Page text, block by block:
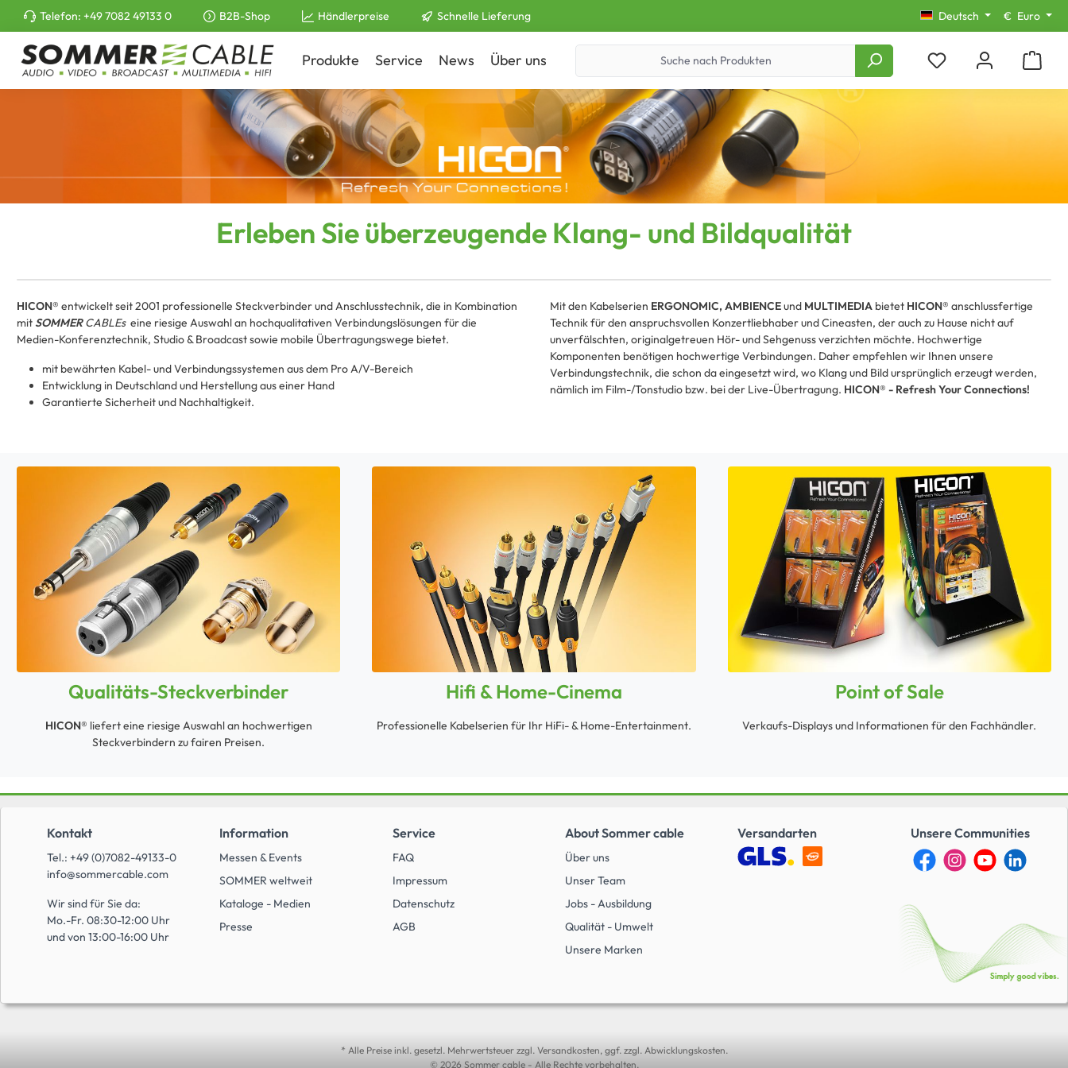
springen Zur Hauptnavigation springen
Telefon: +49 7082 49133 0 B2B-Shop Händlerpreise Schnelle Lieferung Deutsch € Euro
Produkte Service News Über uns
Erleben Sie überzeugende Klang- und Bildqualität
HICON® entwickelt seit 2001 professionelle Steckverbinder und Anschlusstechnik, die in Kombination
mit SOMMERCABLEs eine riesige Auswahl an hochqualitativen Verbindungslösungen für die
Medien-Konferenztechnik, Studio & Broadcast sowie mobile Übertragungswege bietet.
mit bewährten Kabel- und Verbindungssystemen aus dem Pro A/V-Bereich
Entwicklung in Deutschland und Herstellung aus einer Hand
Garantierte Sicherheit und Nachhaltigkeit.
Mit den Kabelserien ERGONOMIC, AMBIENCEund MULTIMEDIA bietet HICON® anschlussfertige
Technik für den anspruchsvollen Konzertliebhaber und Cineasten, der auch zu Hause nicht auf
unverfälschten, originalgetreuen Hör- und Sehgenuss verzichten möchte. Hochwertige
Komponenten benötigen hochwertige Verbindungen. Daher empfehlen wir Ihnen unsere
Verbindungstechnik, die schon da eingesetzt wird, wo Klang und Bild ursprünglich erzeugt werden,
nämlich im Film-/Tonstudio bzw. bei der Live-Übertragung. HICON® - Refresh Your Connections!
Qualitäts-Steckverbinder
HICON® liefert eine riesige Auswahl an hochwertigen
Steckverbindern zu fairen Preisen.
Hifi & Home-Cinema
Professionelle Kabelserien für Ihr HiFi- & Home-Entertainment.
Point of Sale
Verkaufs-Displays und Informationen für den Fachhändler.
Information
Messen & Events
SOMMER weltweit
Kataloge - Medien
Presse
Service
FAQ
Impressum
Datenschutz
AGB
About Sommer cable
Über uns
Unser Team
Jobs - Ausbildung
Qualität - Umwelt
Unsere Marken
Versandarten Unsere Communities
Kontakt
Tel.: +49 (0)7082-49133-0
info@sommercable.com
Wir sind für Sie da:
Mo.-Fr. 08:30-12:00 Uhr
und von 13:00-16:00 Uhr
* Alle Preise inkl. gesetzl. Mehrwertsteuer zzgl. Versandkosten, ggf. zzgl. Abwicklungskosten.
© 2026 Sommer cable - Alle Rechte vorbehalten.